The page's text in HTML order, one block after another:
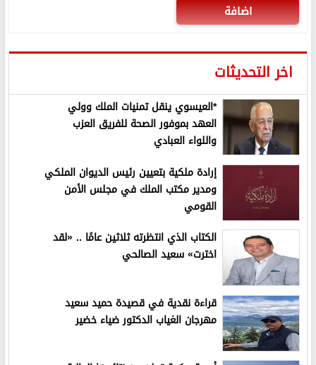
اضافة
اخر التحديثات
*العيسوي ينقل تمنيات الملك وولي
العهد بموفور الصحة للفريق العزب
واللواء العبادي
إرادة ملكية بتعيين رئيس الديوان الملكي
ومدير مكتب الملك في مجلس الأمن
القومي
الكتاب الذي انتظرته ثلاثين عامًا .. «لقد
اخترت» سعيد الصالحي
قراءة نقدية في قصيدة حميد سعيد
مهرجان الغياب الدكتور ضياء خضير